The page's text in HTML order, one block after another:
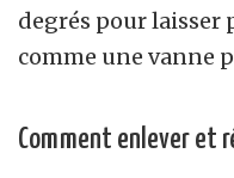
degrés pour laisser
comme une vanne
Comment enlever et